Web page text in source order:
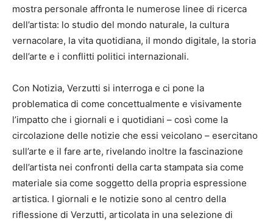
mostra personale affronta le numerose linee di ricerca
dell’artista: lo studio del mondo naturale, la cultura
vernacolare, la vita quotidiana, il mondo digitale, la storia
dell’arte e i conflitti politici internazionali.
Con Notizia, Verzutti si interroga e ci pone la
problematica di come concettualmente e visivamente
l’impatto che i giornali e i quotidiani – così come la
circolazione delle notizie che essi veicolano – esercitano
sull’arte e il fare arte, rivelando inoltre la fascinazione
dell’artista nei confronti della carta stampata sia come
materiale sia come soggetto della propria espressione
artistica. I giornali e le notizie sono al centro della
riflessione di Verzutti, articolata in una selezione di